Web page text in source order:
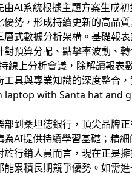
由AI系統根據主題方案生成
勢，形成持續更新的高品質
層式數據分析架構。基礎報
對預算分配、點擊率波動、
線上分析會議，除解讀報表
具與專業知識的深度整合
部到桑坦德銀行，頂尖品牌
為AI提供持續學習基礎；精
於行銷人員而言，現在正是
能累積長期競爭優勢。如需